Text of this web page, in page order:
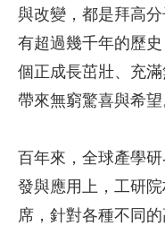
與改變，都是拜高
有超過幾千年的歷
個正成長茁壯、充
帶來無窮驚喜與希望
百年來，全球產學
發與應用上，工研
席，針對各種不同